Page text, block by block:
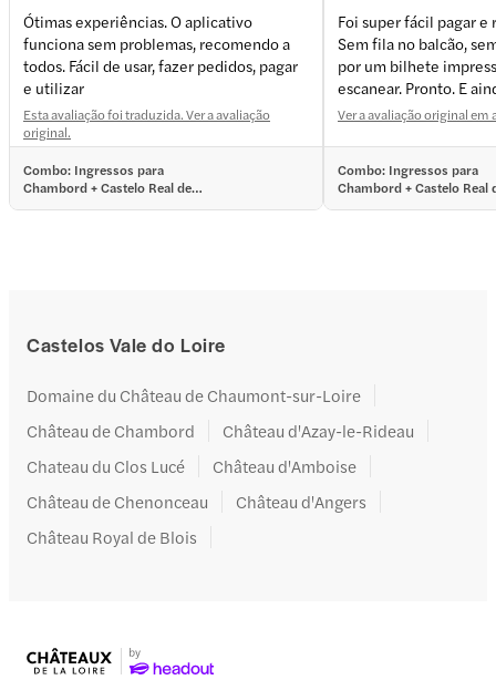
Ótimas experiências. O aplicativo
funciona sem problemas, recomendo a
todos. Fácil de usar, fazer pedidos, pagar
e utilizar
Esta avaliação foi traduzida. Ver a avaliação
original.
Combo: Ingressos para
Chambord + Castelo Real de
Foi super fácil pagar
Sem fila no balcão,
por um bilhete
escanear. Pronto. E
barato. Perfeito!
Ver a avaliação original em
Combo: Ingressos para
Chambord + Castelo Real
Castelos Vale do Loire
Domaine du Château de Chaumont-sur-Loire
Château de Chambord
Château d'Azay-le-Rideau
Chateau du Clos Lucé
Château d'Amboise
Château de Chenonceau
Château d'Angers
Château Royal de Blois